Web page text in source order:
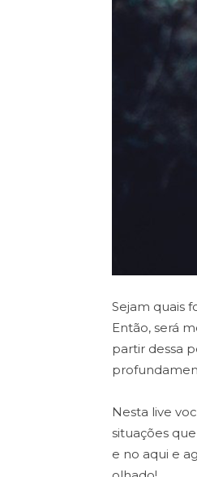
Sejam quais
Então, será
partir dessa
Nesta live
situações
e no aqui e